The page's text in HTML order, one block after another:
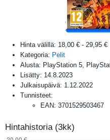
Hinta välillä: 18,00 € - 29,95 €
Kategoria: Pelit
Alusta: PlayStation 5,
Lisätty: 14.8.2023
Julkaisupäivä: 1.12.2022
Tunnisteet:
EAN: 3701529503467
Hintahistoria (3kk)